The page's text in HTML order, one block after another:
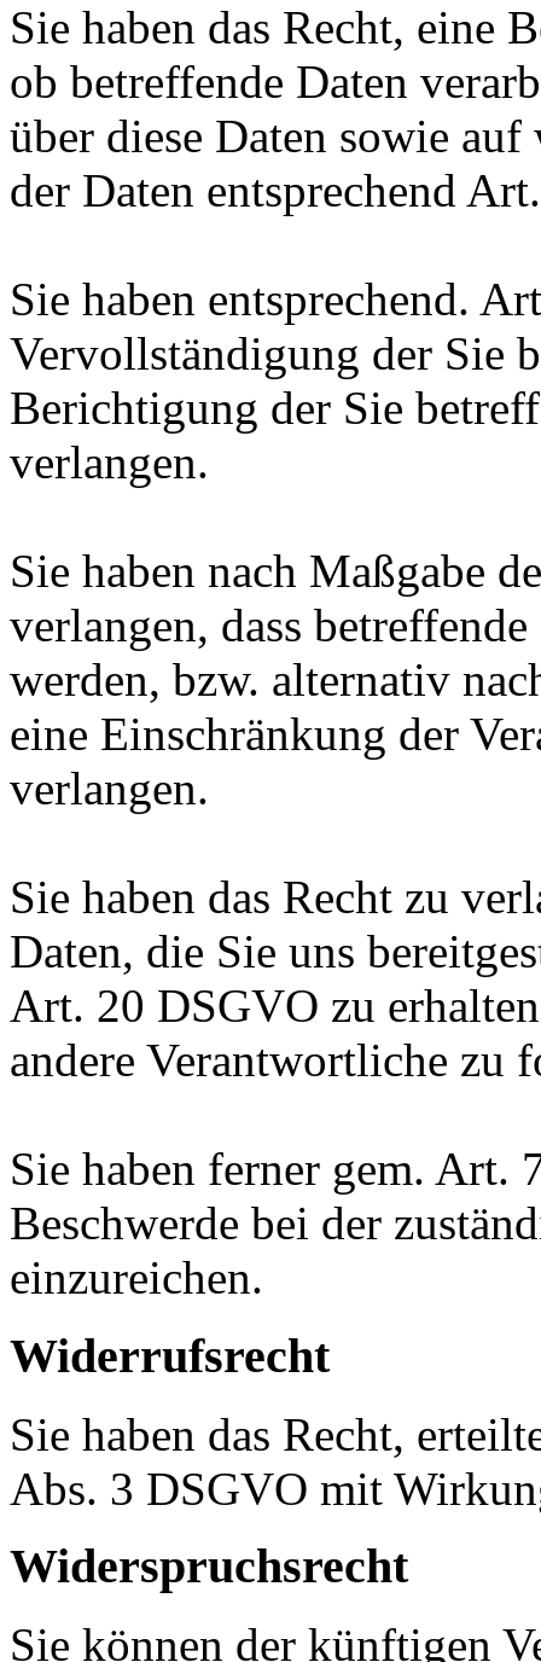
Sie haben das Recht, eine
ob betreffende Daten
über diese Daten sowie
der Daten entsprechend
Sie haben entsprechend.
Vervollständigung der Sie
Berichtigung der Sie
verlangen.
Sie haben nach Maßgabe
verlangen, dass
werden, bzw. alternativ
eine Einschränkung der
verlangen.
Sie haben das Recht zu
Daten, die Sie uns
Art. 20 DSGVO zu
andere Verantwortliche zu
Sie haben ferner gem. Art.
Beschwerde bei der
einzureichen.
Widerrufsrecht
Sie haben das Recht,
Abs. 3 DSGVO mit
Widerspruchsrecht
Sie können der künftigen